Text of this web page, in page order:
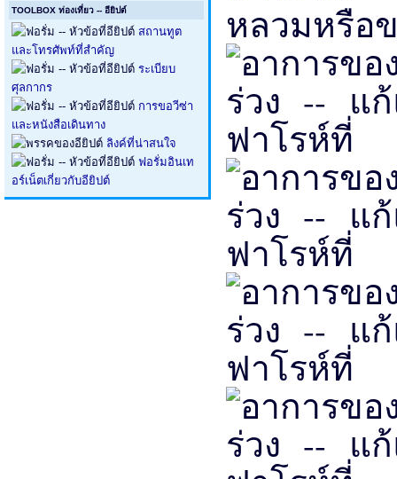
TOOLBOX ท่องเที่ยว -- อียิปต์
สถานทูต
และโทรศัพท์ที่สำคัญ
ระเบียบ
ศุลกากร
การขอวีซ่า
และหนังสือเดินทาง
ลิงค์ที่น่าสนใจ
ฟอรั่มอินเท
อร์เน็ตเกี่ยวกับอียิปต์
หลวมหรือ